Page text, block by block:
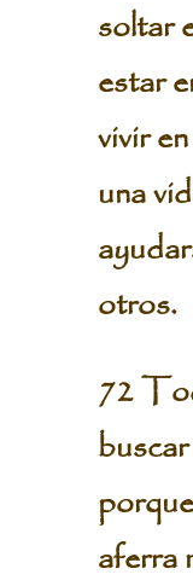
soltar
estar
vivir
una
otros.
72
aferra